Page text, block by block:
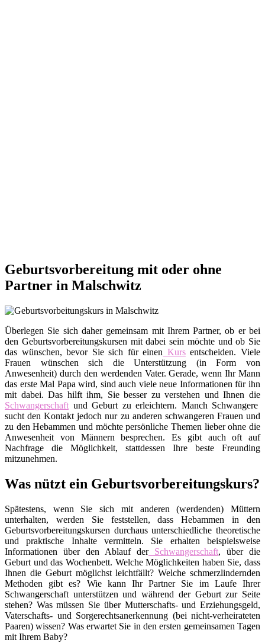
Geburtsvorbereitung mit oder ohne
Partner in Malschwitz
Überlegen Sie sich daher gemeinsam mit Ihrem Partner, ob er bei
den Geburtsvorbereitungskursen mit dabei sein möchte und ob Sie
das wünschen, bevor Sie sich für einen Kursentscheiden. Viele
Frauen wünschen sich die Unterstützung (in Form von
Anwesenheit) durch den werdenden Vater. Gerade, wenn Ihr Mann
das erste Mal Papa wird, sind auch viele neue Informationen für ihn
mit dabei. Das hilft ihm, Sie besser zu verstehen und Ihnen die
Schwangerschaft und Geburt zu erleichtern. Manch Schwangere
sucht den Kontakt jedoch nur zu anderen schwangeren Frauen und
zu den Hebammen und möchte persönliche Themen lieber ohne die
Anwesenheit von Männern besprechen. Es gibt auch oft auf
Nachfrage die Möglichkeit, stattdessen Ihre beste Freunding
mitzunehmen.
Was nützt ein Geburtsvorbereitungskurs?
Spätestens, wenn Sie sich mit anderen (werdenden) Müttern
unterhalten, werden Sie feststellen, dass Hebammen in den
Geburtsvorbereitungskursen durchaus unterschiedliche theoretische
und praktische Inhalte vermitteln. Sie erhalten beispielsweise
Informationen über den Ablauf derSchwangerschaft, über die
Geburt und das Wochenbett. Welche Möglichkeiten haben Sie, dass
Ihnen die Geburt möglichst leichtfällt? Welche schmerzlindernden
Methoden gibt es? Wie kann Ihr Partner Sie im Laufe Ihrer
Schwangerschaft unterstützen und während der Geburt zur Seite
stehen? Was müssen Sie über Mutterschafts- und Erziehungsgeld,
Vaterschafts- und Sorgerechtsanerkennung (bei nicht-verheirateten
Paaren) wissen? Was erwartet Sie in den ersten gemeinsamen Tagen
mit Ihrem Baby?